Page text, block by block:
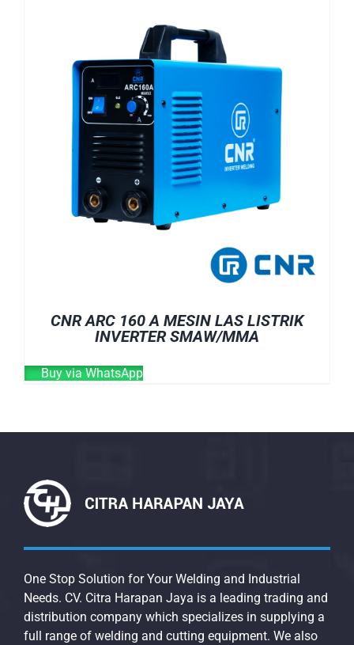
CNR ARC 160 A MESIN LAS LISTRIK
INVERTER SMAW/MMA
Buy via WhatsApp
One Stop Solution for Your Welding and Industrial
Needs. CV. Citra Harapan Jaya is a leading trading and
distribution company which specializes in supplying a
full range of welding and cutting equipment. We also